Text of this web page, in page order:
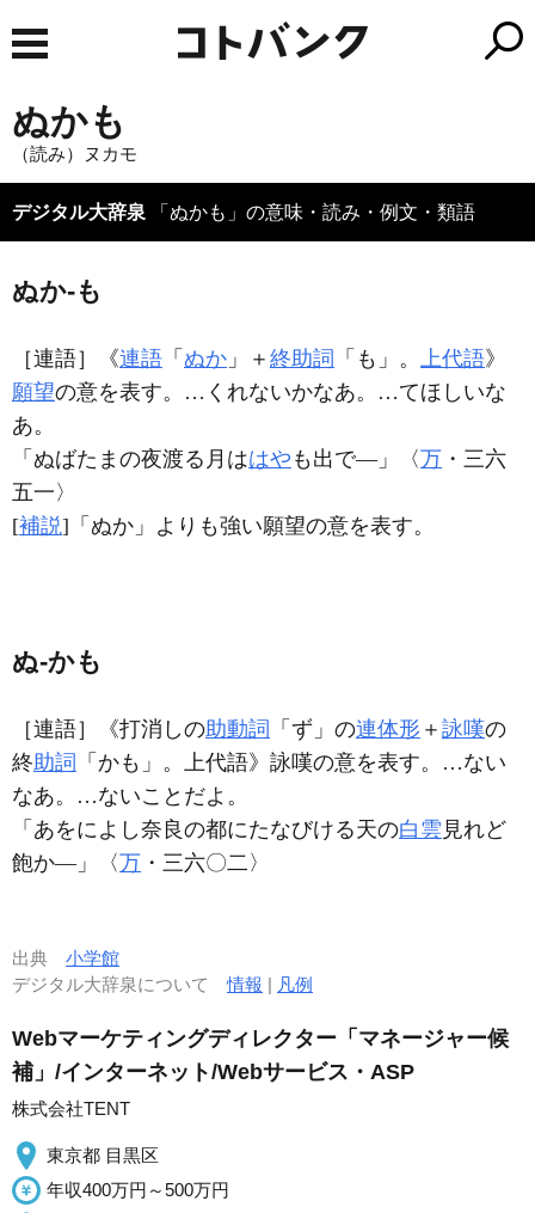
ぬかも
（読み）ヌカモ
デジタル大辞泉 「ぬかも」の意味・読み・例文・類語
ぬか‐も
［連語］ 《連語 「 ぬか 」＋ 終助詞 「も」。 上代語》
願望の意を表す。…くれないかなあ。…てほしいな
あ。
「ぬばたまの夜渡る月ははや も出で―」〈万 ・三六
五一〉
[補説]「ぬか」よりも強い願望の意を表す。
ぬ‐かも
［連語］ 《打消しの助動詞 「ず」の連体形 ＋ 詠嘆の
終助詞
「かも」。上代語》詠嘆の意を表す。…ない
なあ。…ないことだよ。
「あをによし奈良の都にたなびける天の白雲 見れど
飽か―」〈万 ・三六〇二〉
出典 小学館
デジタル大辞泉について情報 | 凡例
Webマーケティングディレクター「マネージャー候
補」/インターネット/Webサービス・ASP
株式会社TENT
東京都 目黒区
年収400万円～500万円